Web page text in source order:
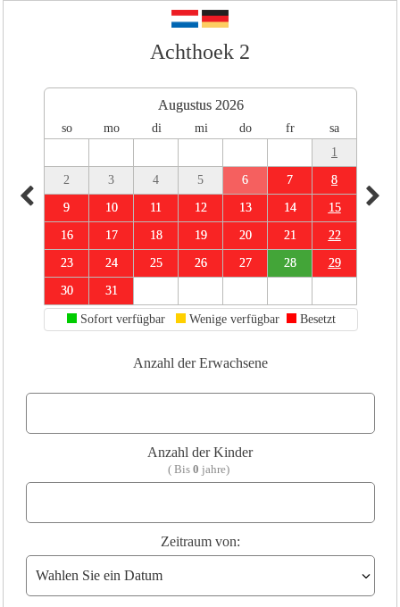
Achthoek 2
Augustus 2026
so mo di mi do fr
sa
1
2 3 4 5 6 7 8
9 10 11 12 13 14 15
16 17 18 19 20 21 22
23 24 25 26 27 28 29
30 31
Sofort verfügbar Wenige verfügbar Besetzt
Anzahl der Erwachsene
Anzahl der Kinder
( Bis 0 jahre)
Zeitraum von: